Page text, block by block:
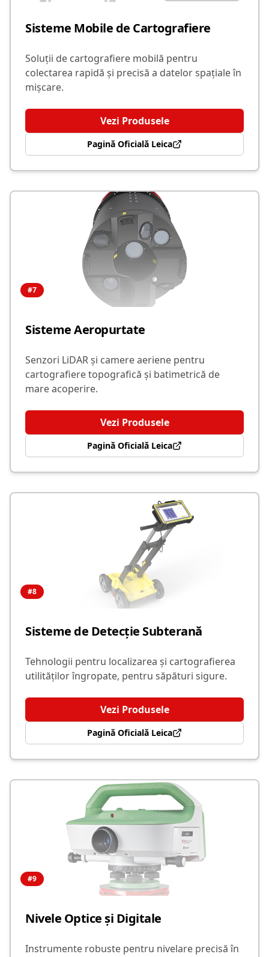
Sisteme Mobile de Cartografiere
Soluții de cartografiere mobilă pentru
colectarea rapidă și precisă a datelor spațiale în
mișcare.
Vezi Produsele
Pagină Oficială Leica
#7
Sisteme Aeropurtate
Senzori LiDAR și camere aeriene pentru
cartografiere topografică și batimetrică de
mare acoperire.
Vezi Produsele
Pagină Oficială Leica
#8
Sisteme de Detecție Subterană
Tehnologii pentru localizarea și cartografierea
utilităților îngropate, pentru săpături sigure.
Vezi Produsele
Pagină Oficială Leica
#9
Nivele Optice și Digitale
Instrumente robuste pentru nivelare precisă în